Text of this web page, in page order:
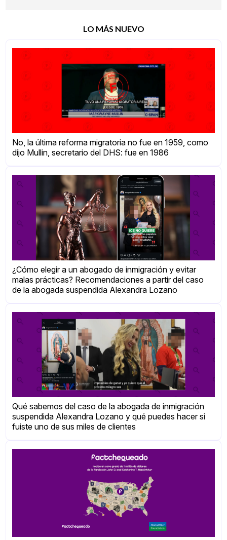
LO MÁS NUEVO
No, la última reforma migratoria no fue en 1959, como
dijo Mullin, secretario del DHS: fue en 1986
¿Cómo elegir a un abogado de inmigración y evitar
malas prácticas? Recomendaciones a partir del caso
de la abogada suspendida Alexandra Lozano
Qué sabemos del caso de la abogada de inmigración
suspendida Alexandra Lozano y qué puedes hacer si
fuiste uno de sus miles de clientes